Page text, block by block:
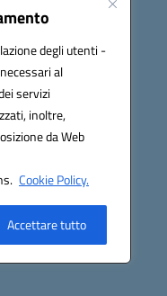
degli utenti -
al
servizi
inoltre,
da Web
Cookie Policy.
Accettare tutto